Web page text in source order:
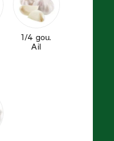
1/4 gou.
Ail